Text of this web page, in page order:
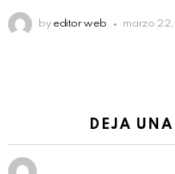
by editor web marzo
DEJA UNA